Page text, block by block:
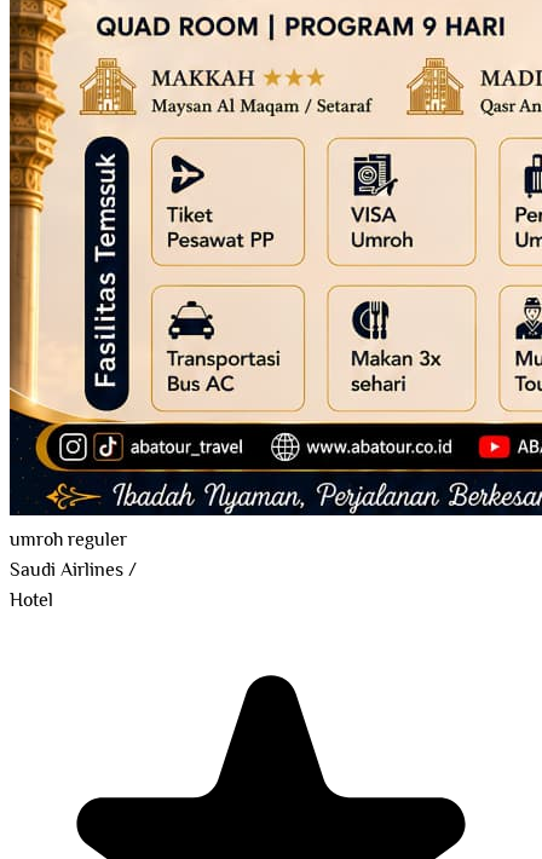
umroh reguler
Saudi Airlines/
Hotel